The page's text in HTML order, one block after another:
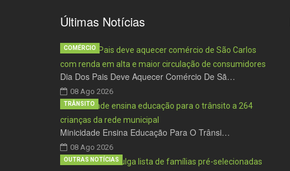
Últimas Notícias
Dia Dos Pais Deve Aquecer Comércio De Sã…
08 Ago 2026
COMÉRCIO
Minicidade Ensina Educação Para O Trânsi…
08 Ago 2026
TRÂNSITO
OUTRAS NOTÍCIAS